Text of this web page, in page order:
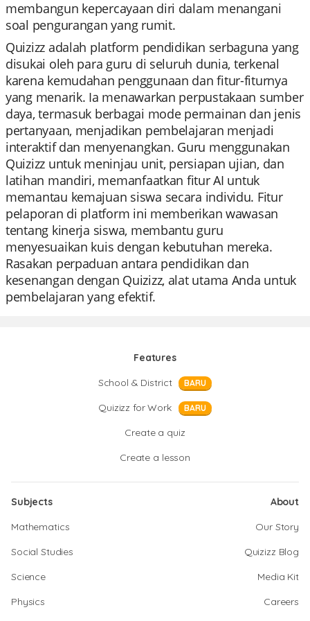
membangun kepercayaan diri dalam menangani
soal pengurangan yang rumit.
Quizizz adalah platform pendidikan serbaguna yang
disukai oleh para guru di seluruh dunia, terkenal
karena kemudahan penggunaan dan fitur-fiturnya
yang menarik. Ia menawarkan perpustakaan sumber
daya, termasuk berbagai mode permainan dan jenis
pertanyaan, menjadikan pembelajaran menjadi
interaktif dan menyenangkan. Guru menggunakan
Quizizz untuk meninjau unit, persiapan ujian, dan
latihan mandiri, memanfaatkan fitur AI untuk
memantau kemajuan siswa secara individu. Fitur
pelaporan di platform ini memberikan wawasan
tentang kinerja siswa, membantu guru
menyesuaikan kuis dengan kebutuhan mereka.
Rasakan perpaduan antara pendidikan dan
kesenangan dengan Quizizz, alat utama Anda untuk
pembelajaran yang efektif.
Features
School & District
BARU
Quizizz for Work BARU
Create a quiz
Create a lesson
Subjects
Mathematics
Social Studies
Science
Physics
About
Our Story
Quizizz Blog
Media Kit
Careers